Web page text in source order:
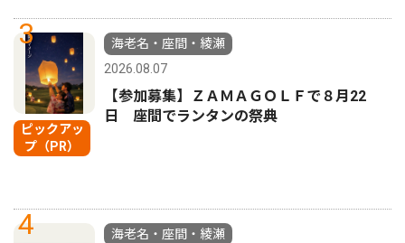
3
ピックアッ
プ（PR）
海老名・座間・綾瀬
2026.08.07
【参加募集】ＺＡＭＡＧＯＬＦで８月22
日 座間でランタンの祭典
4
海老名・座間・綾瀬